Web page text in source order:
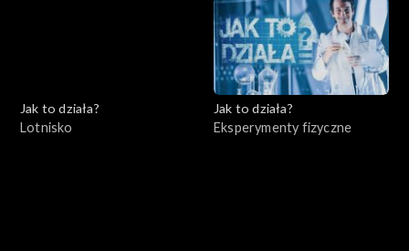
Jak to działa?
Lotnisko
Jak to działa?
Eksperymenty fizyczne